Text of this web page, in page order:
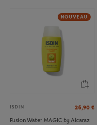
NOUVEAU
ISDIN 26,90 €
Fusion Water MAGIC by Alcaraz